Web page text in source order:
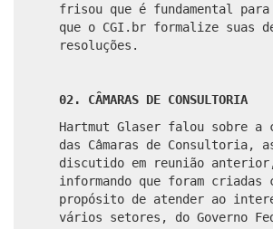
frisou que é fundamental
que o CGI.br formalize suas
resoluções.
02. CÂMARAS DE CONSULTORIA
Hartmut Glaser falou sobre a
das Câmaras de Consultoria,
discutido em reunião
informando que foram criadas
propósito de atender ao
vários setores, do Governo